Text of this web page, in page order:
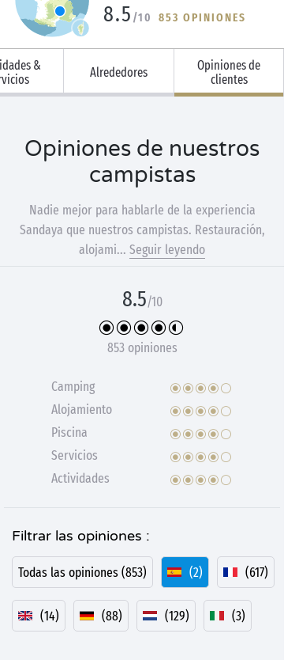
8.5 /10 853 OPINIONES
&
Alrededores
Opiniones de
clientes
Opiniones de nuestros
campistas
Nadie mejor para hablarle de la experiencia
Sandaya que nuestros campistas. Restauración,
alojami... Seguir leyendo
8.5/10
853 opiniones
Camping
Alojamiento
Piscina
Servicios
Actividades
Filtrar las opiniones :
Todas las opiniones (853) (2) (617)
(14) (88) (129) (3)